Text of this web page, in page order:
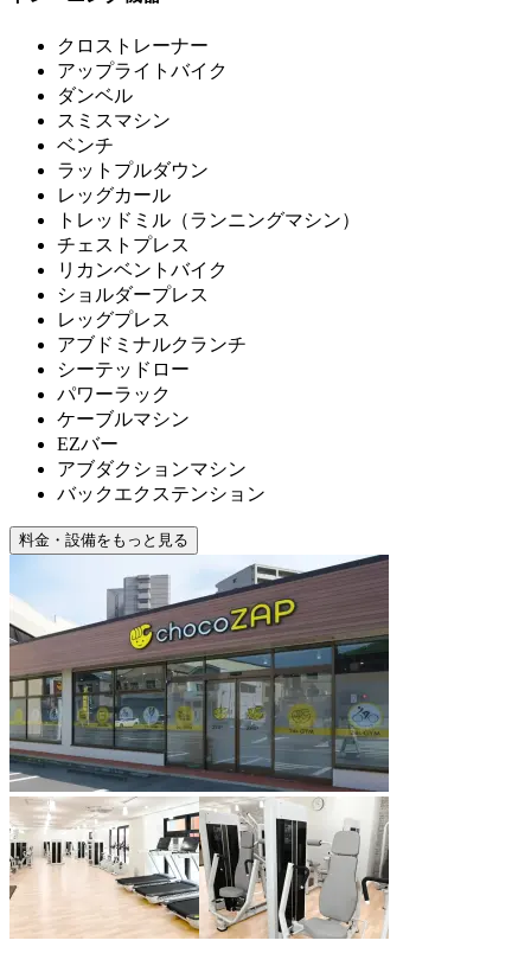
クロストレーナー
アップライトバイク
ダンベル
スミスマシン
ベンチ
ラットプルダウン
レッグカール
トレッドミル（ランニングマシン）
チェストプレス
リカンベントバイク
ショルダープレス
レッグプレス
アブドミナルクランチ
シーテッドロー
パワーラック
ケーブルマシン
EZバー
アブダクションマシン
バックエクステンション
料金・設備をもっと見る